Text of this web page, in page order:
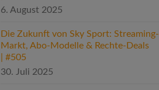
6. August 2025
Die Zukunft von Sky Sport: Streaming-
Markt, Abo-Modelle & Rechte-Deals
| #505
30. Juli 2025